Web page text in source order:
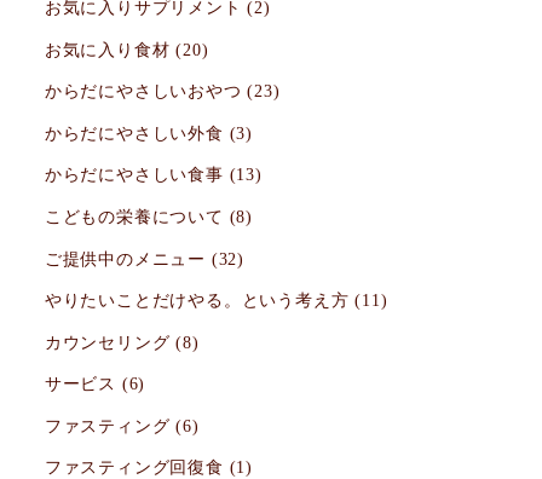
お気に入りサプリメント (2)
お気に入り食材 (20)
からだにやさしいおやつ (23)
からだにやさしい外食 (3)
からだにやさしい食事 (13)
こどもの栄養について (8)
ご提供中のメニュー (32)
やりたいことだけやる。という考え方 (11)
カウンセリング (8)
サービス (6)
ファスティング (6)
ファスティング回復食 (1)